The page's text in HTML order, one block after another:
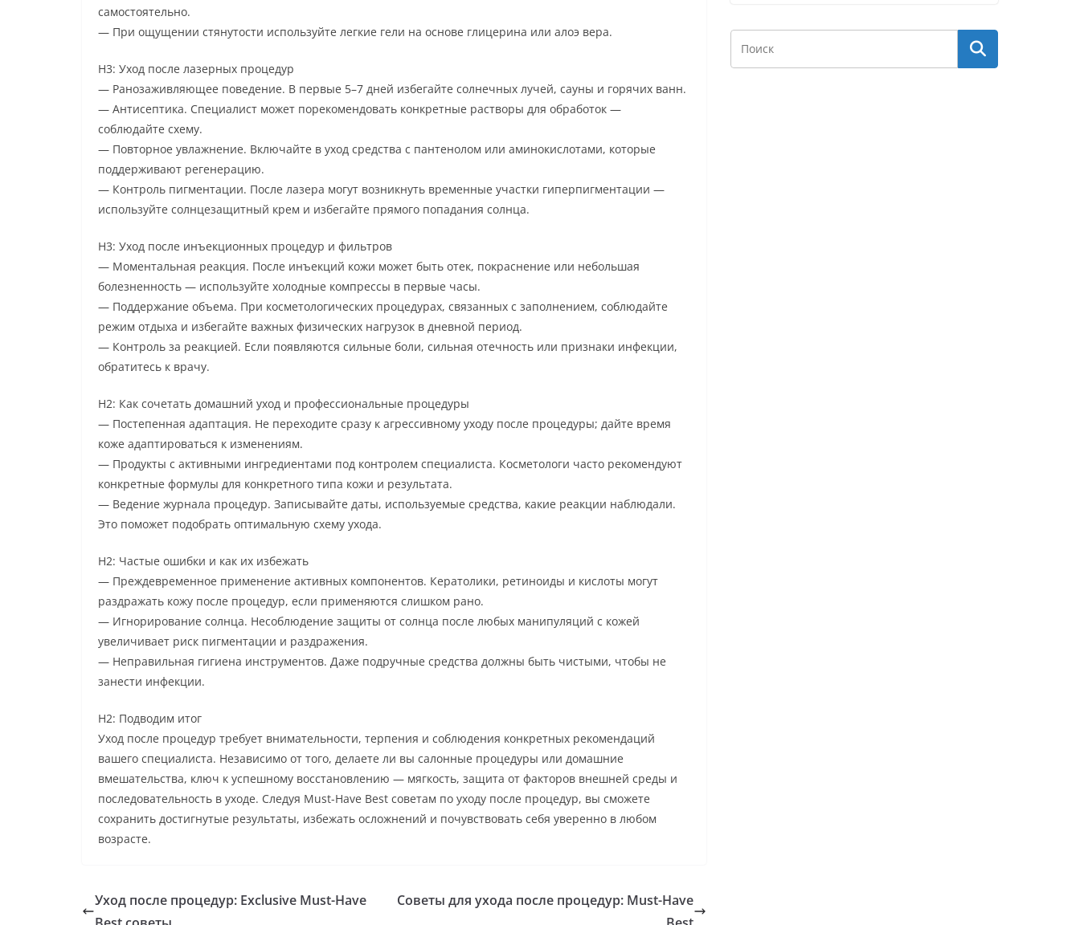
самостоятельно.
— При ощущении стянутости используйте легкие гели на основе глицерина или алоэ вера.
H3: Уход после лазерных процедур
— Ранозаживляющее поведение. В первые 5–7 дней избегайте солнечных лучей, сауны и горячих ванн.
— Антисептика. Специалист может порекомендовать конкретные растворы для обработок —
соблюдайте схему.
— Повторное увлажнение. Включайте в уход средства с пантенолом или аминокислотами, которые
поддерживают регенерацию.
— Контроль пигментации. После лазера могут возникнуть временные участки гиперпигментации —
используйте солнцезащитный крем и избегайте прямого попадания солнца.
H3: Уход после инъекционных процедур и фильтров
— Моментальная реакция. После инъекций кожи может быть отек, покраснение или небольшая
болезненность — используйте холодные компрессы в первые часы.
— Поддержание объема. При косметологических процедурах, связанных с заполнением, соблюдайте
режим отдыха и избегайте важных физических нагрузок в дневной период.
— Контроль за реакцией. Если появляются сильные боли, сильная отечность или признаки инфекции,
обратитесь к врачу.
H2: Как сочетать домашний уход и профессиональные процедуры
— Постепенная адаптация. Не переходите сразу к агрессивному уходу после процедуры; дайте время
коже адаптироваться к изменениям.
— Продукты с активными ингредиентами под контролем специалиста. Косметологи часто рекомендуют
конкретные формулы для конкретного типа кожи и результата.
— Ведение журнала процедур. Записывайте даты, используемые средства, какие реакции наблюдали.
Это поможет подобрать оптимальную схему ухода.
H2: Частые ошибки и как их избежать
— Преждевременное применение активных компонентов. Кератолики, ретиноиды и кислоты могут
раздражать кожу после процедур, если применяются слишком рано.
— Игнорирование солнца. Несоблюдение защиты от солнца после любых манипуляций с кожей
увеличивает риск пигментации и раздражения.
— Неправильная гигиена инструментов. Даже подручные средства должны быть чистыми, чтобы не
занести инфекции.
H2: Подводим итог
Уход после процедур требует внимательности, терпения и соблюдения конкретных рекомендаций
вашего специалиста. Независимо от того, делаете ли вы салонные процедуры или домашние
вмешательства, ключ к успешному восстановлению — мягкость, защита от факторов внешней среды и
последовательность в уходе. Следуя Must-Have Best советам по уходу после процедур, вы сможете
сохранить достигнутые результаты, избежать осложнений и почувствовать себя уверенно в любом
возрасте.
Уход после процедур: Exclusive Must-Have
Советы для ухода после процедур: Must-Have